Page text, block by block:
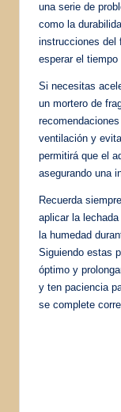
una serie de
como la
instrucciones del
esperar el
Si necesitas
un mortero de
ventilación y
permitirá que el
asegurando una
Recuerda
aplicar la
la humedad
Siguiendo estas
óptimo y
y ten paciencia
se complete